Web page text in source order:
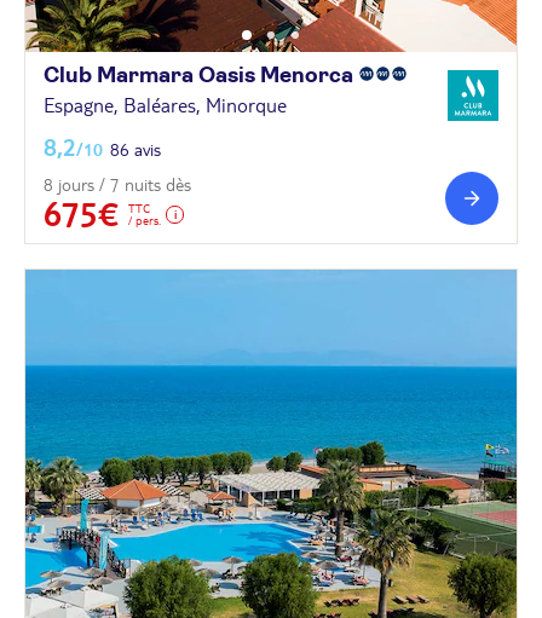
Club Marmara Oasis Menorca
Espagne, Baléares, Minorque
8,2/10 86 avis
8 jours / 7 nuits dès
675€
TTC
/ pers.